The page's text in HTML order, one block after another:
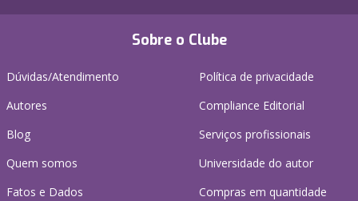
Sobre o Clube
Dúvidas/Atendimento
Autores
Blog
Quem somos
Fatos e Dados
Política de privacidade
Compliance Editorial
Serviços profissionais
Universidade do autor
Compras em quantidade